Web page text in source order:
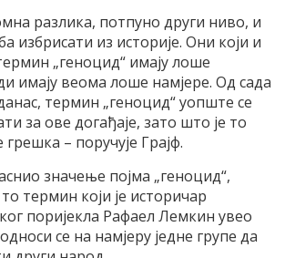
разлика, потпуно други ниво, и
избрисати из историје. Они који и
„геноцид“ имају лоше
имају веома лоше намјере. Од сада
термин „геноцид“ уопште се
за ове догађаје, зато што је то
– поручује Грајф.
значење појма „геноцид“,
термин који је историчар
поријекла Рафаел Лемкин увео
се на намјеру једне групе да